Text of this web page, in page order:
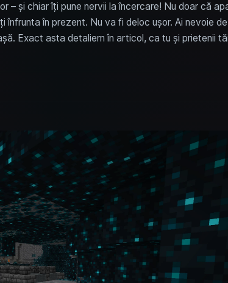
– și chiar îți pune nervii la încercare! Nu doar că
în prezent. Nu va fi deloc ușor. Ai nevoie
Exact asta detaliem în articol, ca tu și prietenii